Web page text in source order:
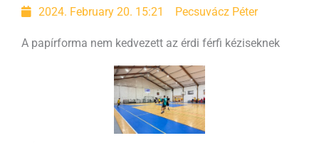
2024. February 20. 15:21 Pecsuvácz Péter
A papírforma nem kedvezett az érdi férfi kéziseknek